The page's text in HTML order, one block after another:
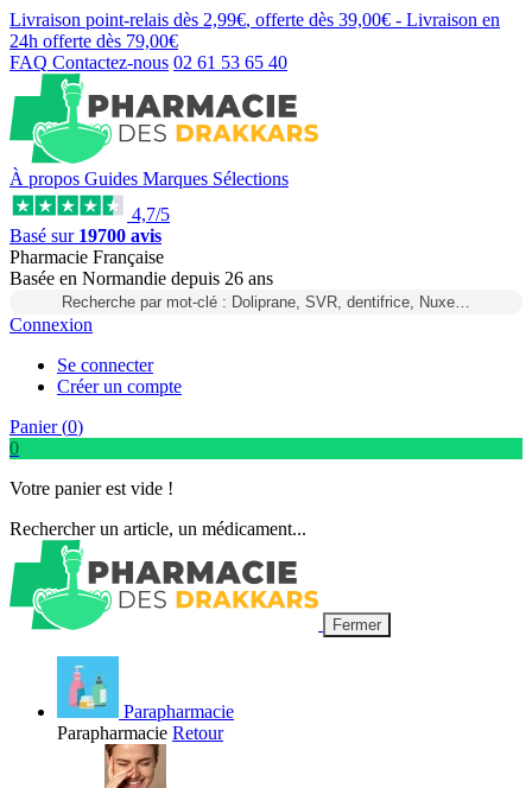
Livraison point-relais dès 2,99€, offerte dès 39,00€ - Livraison en
24h offerte dès 79,00€
FAQ Contactez-nous 02 61 53 65 40
À propos Guides Marques Sélections
4,7/5
Basé sur 19700 avis
Pharmacie Française
Basée en Normandie depuis 26 ans
Recherche par mot-clé : Doliprane, SVR, dentifrice, Nuxe…
Connexion
Se connecter
Créer un compte
Panier (0)
0
Votre panier est vide !
Rechercher un article, un médicament...
Fermer
Parapharmacie
Parapharmacie Retour